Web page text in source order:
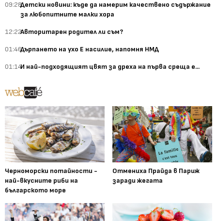
09:28Детски новини: къде да намерим качествено съдържание
за любопитните малки хора
12:22Авторитарен родител ли съм?
01:46Дърпането на ухо Е насилие, напомня НМД
01:14И най-подходящият цвят за дреха на първа среща е...
Черноморски потайности -
най-вкусните риби на
българското море
Отмениха Прайда в Париж
заради жегата